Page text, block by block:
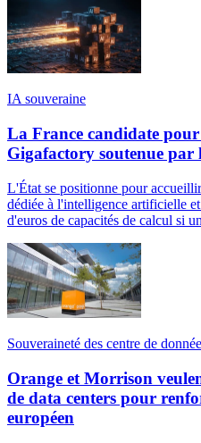
IA souveraine
La France candidate
Gigafactory soutenue par
L'État se positionne pour
dédiée à l'intelligence artificielle
d'euros de capacités de calcul si
Souveraineté des centre de
Orange et Morrison
de data centers pour
européen